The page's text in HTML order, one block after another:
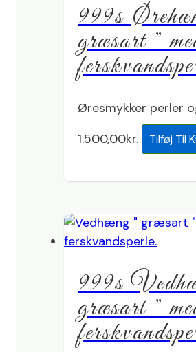
999s
græsart ”
Øresmykker perler
1.500,00kr. Tilføj Til
999s
græsart ”